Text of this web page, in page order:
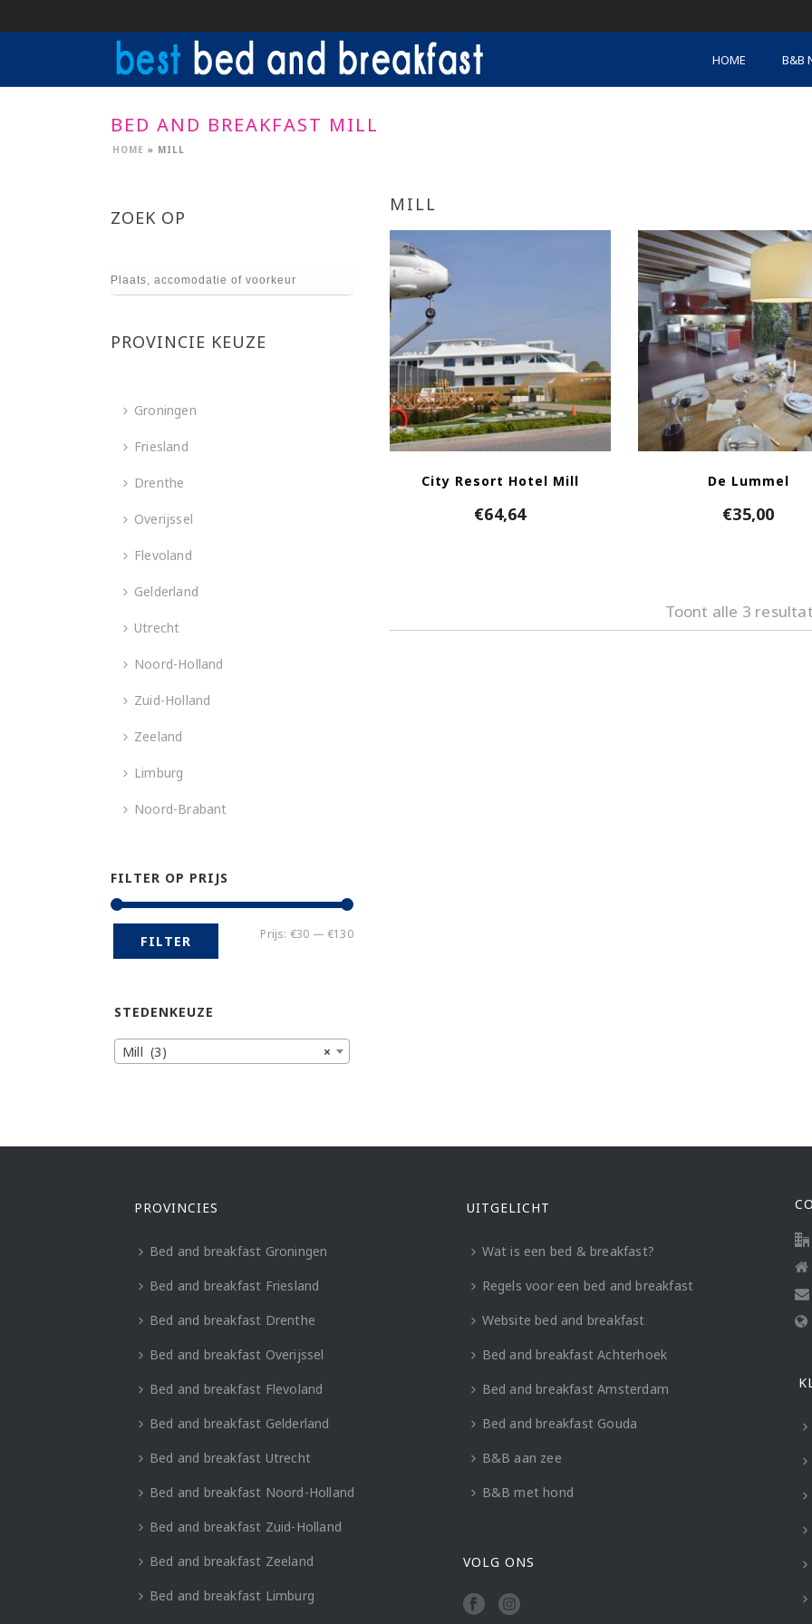
HOME B&B
BED AND BREAKFAST MILL
HOME » MILL
MILL
City Resort Hotel Mill
€64,64
De Lummel
€35,00
Toont alle 3
ZOEK OP
PROVINCIE KEUZE
Groningen
Friesland
Drenthe
Overijssel
Flevoland
Gelderland
Utrecht
Noord-Holland
Zuid-Holland
Zeeland
Limburg
Noord-Brabant
FILTER OP PRIJS
Min.
Max.
FILTER Prijs: €30 — €130
STEDENKEUZE
×
Mill (3)
PROVINCIES
Bed and breakfast Groningen
Bed and breakfast Friesland
Bed and breakfast Drenthe
Bed and breakfast Overijssel
Bed and breakfast Flevoland
Bed and breakfast Gelderland
Bed and breakfast Utrecht
Bed and breakfast Noord-Holland
Bed and breakfast Zuid-Holland
Bed and breakfast Zeeland
Bed and breakfast Limburg
UITGELICHT
Wat is een bed & breakfast?
Regels voor een bed and breakfast
Website bed and breakfast
Bed and breakfast Achterhoek
Bed and breakfast Amsterdam
Bed and breakfast Gouda
B&B aan zee
B&B met hond
VOLG ONS